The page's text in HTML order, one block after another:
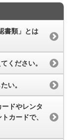
書類」とは
ください。
い。
ドやレンタ
カードで、